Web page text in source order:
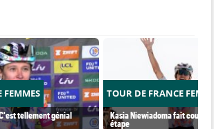
FEMMES
tellement génial
TOUR DE FRANCE
Kasia Niewiadoma fait coup
étape